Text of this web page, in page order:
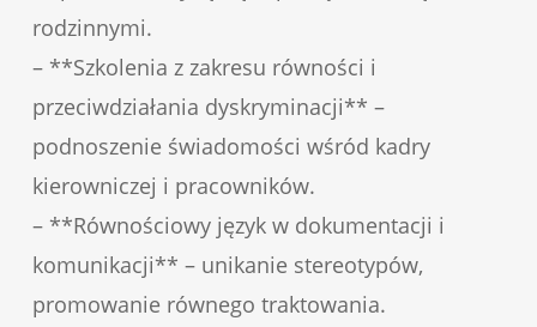
rodzinnymi.
– **Szkolenia z zakresu równości i
przeciwdziałania dyskryminacji** –
podnoszenie świadomości wśród kadry
kierowniczej i pracowników.
– **Równościowy język w dokumentacji i
komunikacji** – unikanie stereotypów,
promowanie równego traktowania.